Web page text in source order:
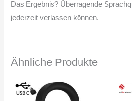
Das Ergebnis? Überragende
jederzeit verlassen können.
Ähnliche Produkte